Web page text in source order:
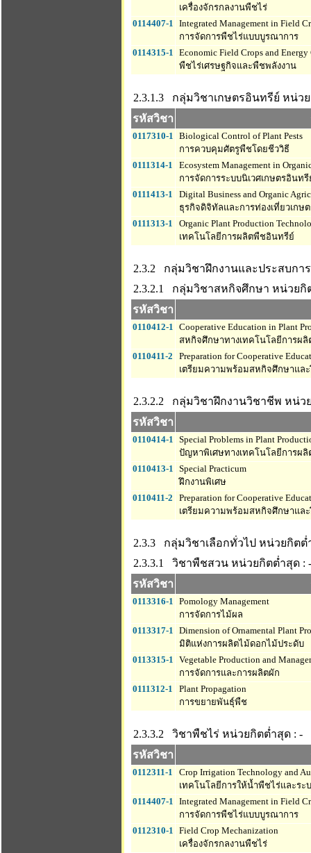
เครื่องจักรกลงานพืชไร่
0114407-1 Integrated Management in Field
การจัดการพืชไร่แบบบูรณาการ
0114315-1 Economic Field Crops and Energy
พืชไร่เศรษฐกิจและพืชพลังงาน
2.3.1.3 กลุ่มวิชาเกษตรอินทรีย์ หน่ว
รหัสวิชา
0117310-1 Biological Control of Plant Pests
การควบคุมศัตรูพืชโดยชีววิธี
0111314-1
Ecosystem Management in
การจัดการระบบนิเวศเกษตรอินทรี
0111413-1
Digital Business and Organic
ธุรกิจดิจิทัลและการท่องเที่ยวเกษ
0111313-1
Organic Plant Production
เทคโนโลยีการผลิตพืชอินทรีย์
2.3.2 กลุ่มวิชาฝึกงานและประสบกา
2.3.2.1 กลุ่มวิชาสหกิจศึกษา หน่วยกิ
รหัสวิชา
0110412-1 Cooperative Education in Plant
สหกิจศึกษาทางเทคโนโลยีการผ
0110411-2
Preparation for Cooperative
เตรียมความพร้อมสหกิจศึกษาแล
2.3.2.2 กลุ่มวิชาฝึกงานวิชาชีพ หน่ว
รหัสวิชา
0110414-1 Special Problems in Plant
ปัญหาพิเศษทางเทคโนโลยีการผ
0110413-1 Special Practicum
ฝึกงานพิเศษ
0110411-2
Preparation for Cooperative
เตรียมความพร้อมสหกิจศึกษาแล
2.3.3 กลุ่มวิชาเลือกทั่วไป หน่วยกิตต่
2.3.3.1 วิชาพืชสวน หน่วยกิตต่ำสุด : -
รหัสวิชา
0113316-1 Pomology Management
การจัดการไม้ผล
0113317-1 Dimension of Ornamental Plant
มิติแห่งการผลิตไม้ดอกไม้ประดับ
0113315-1 Vegetable Production and
การจัดการและการผลิตผัก
0111312-1
Plant Propagation
การขยายพันธุ์พืช
2.3.3.2 วิชาพืชไร่ หน่วยกิตต่ำสุด : -
รหัสวิชา
0112311-1
Crop Irrigation Technology and
เทคโนโลยีการให้น้ำพืชไร่และระ
0114407-1 Integrated Management in Field
การจัดการพืชไร่แบบบูรณาการ
0112310-1 Field Crop Mechanization
เครื่องจักรกลงานพืชไร่